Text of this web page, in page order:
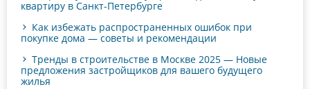
квартиру в Санкт-Петербурге
Как избежать распространенных ошибок при
покупке дома — советы и рекомендации
Тренды в строительстве в Москве 2025 — Новые
предложения застройщиков для вашего будущего
жилья